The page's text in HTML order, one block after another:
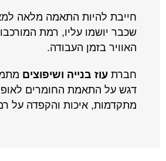
חייבת להיות התאמה מלאה
שכבר יושמו עליו, רמת
האוויר בזמן העבודה.
חברת עוז בנייה ושיפוצים
דגש על התאמת החומרים לאופי
מתקדמות, איכות והקפדה על